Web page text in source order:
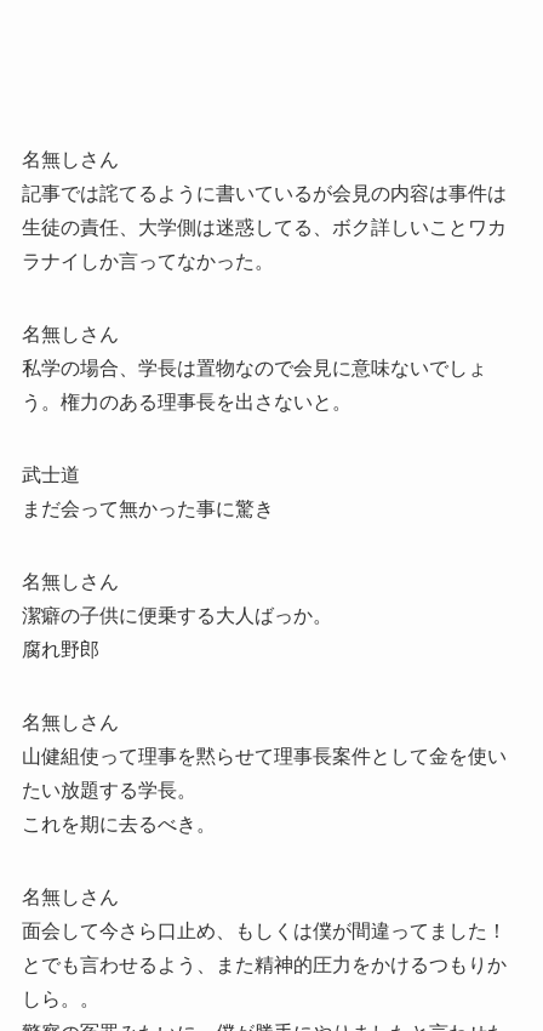
名無しさん
記事では詫てるように書いているが会見の内容は事件は
生徒の責任、大学側は迷惑してる、ボク詳しいことワカ
ラナイしか言ってなかった。
名無しさん
私学の場合、学長は置物なので会見に意味ないでしょ
う。権力のある理事長を出さないと。
武士道
まだ会って無かった事に驚き
名無しさん
潔癖の子供に便乗する大人ばっか。
腐れ野郎
名無しさん
山健組使って理事を黙らせて理事長案件として金を使い
たい放題する学長。
これを期に去るべき。
名無しさん
面会して今さら口止め、もしくは僕が間違ってました！
とでも言わせるよう、また精神的圧力をかけるつもりか
しら。。